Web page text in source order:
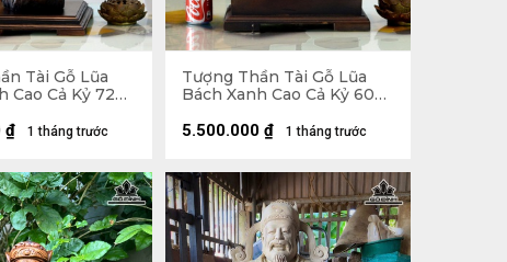
Tài Gỗ Lũa
Cao Cả Kỷ 72
1 tháng trước
₫
Tượng Thần Tài Gỗ Lũa
Bách Xanh Cao Cả Kỷ 60
Cao 10
1 tháng trước
5.500.000 ₫